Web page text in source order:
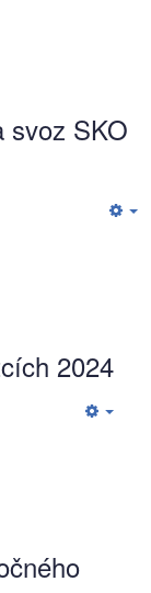
svoz SKO
2024